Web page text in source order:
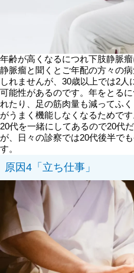
年齢が高くなるにつれ下肢静脈
静脈瘤と聞くとご年配の方々の
しれませんが、30歳以上では2
可能性があるのです。年をとる
れたり、足の筋肉量も減ってふ
がうまく機能しなくなるためで
20代を一緒にしてあるので20代
が、日々の診察では20代後半で
す。
原因4「立ち仕事」